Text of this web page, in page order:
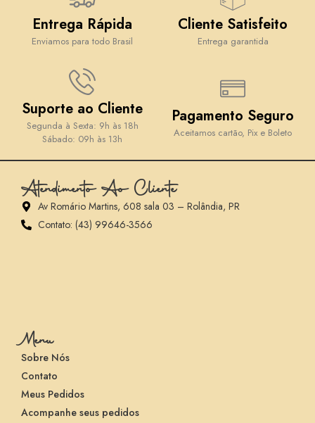
Entrega Rápida
Enviamos para todo Brasil
Cliente Satisfeito
Entrega garantida
Suporte ao Cliente
Segunda à Sexta: 9h às 18h
Sábado: 09h às 13h
Pagamento Seguro
Aceitamos cartão, Pix e Boleto
Atendimento Ao Cliente
Av Romário Martins, 608 sala 03 – Rolândia, PR
Contato: (43) 99646-3566
Menu
Sobre Nós
Contato
Meus Pedidos
Acompanhe seus pedidos